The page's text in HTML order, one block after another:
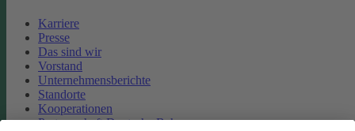
Karriere
Presse
Das sind wir
Vorstand
Unternehmensberichte
Standorte
Kooperationen
Partnerschaft Deutsche Bahn